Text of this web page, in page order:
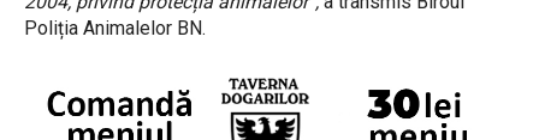
Poliția Animalelor BN.